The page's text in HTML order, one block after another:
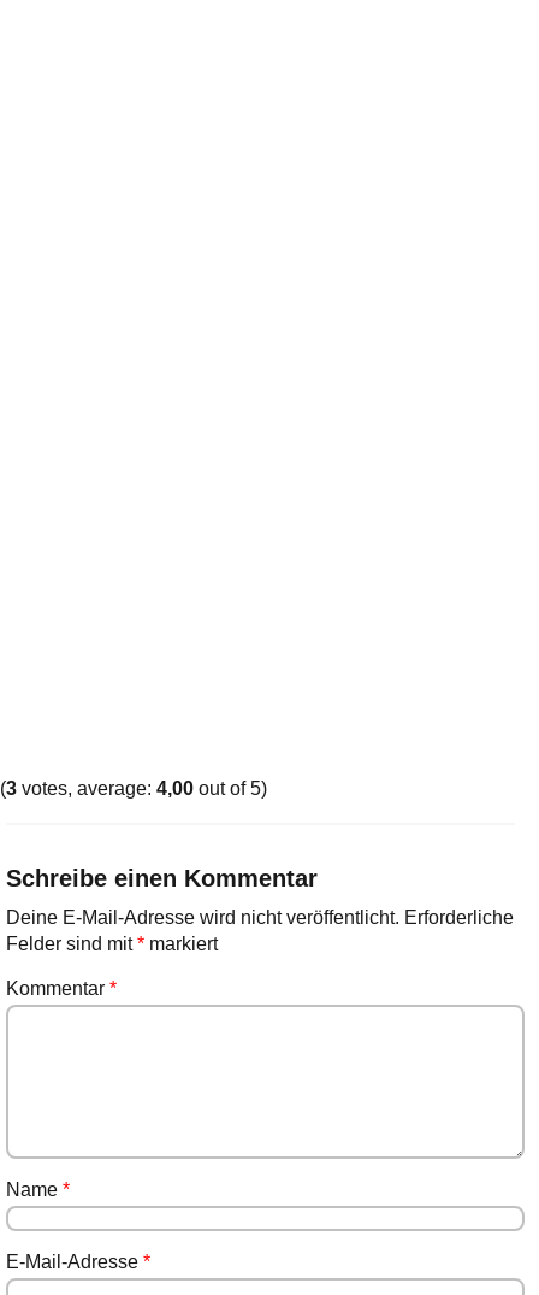
(3 votes, average: 4,00 out of 5)
Schreibe einen Kommentar
Deine E-Mail-Adresse wird nicht veröffentlicht. Erforderliche
Felder sind mit*markiert
Kommentar *
Name *
E-Mail-Adresse *